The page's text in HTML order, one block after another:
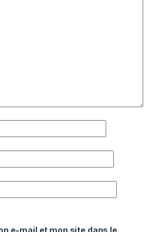
e-mail et mon site dans le